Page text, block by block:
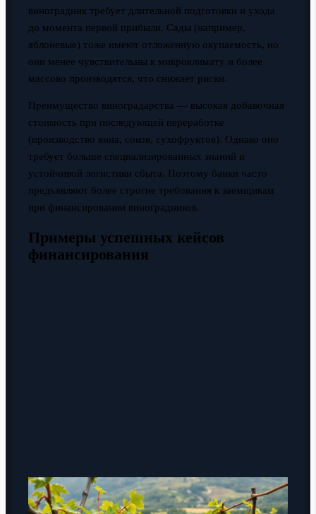
виноградник требует длительной подготовки и ухода
до момента первой прибыли. Сады (например,
яблоневые) тоже имеют отложенную окупаемость, но
они менее чувствительны к микроклимату и более
массово производятся, что снижает риски.
Преимущество виноградарства — высокая добавочная
стоимость при последующей переработке
(производство вина, соков, сухофруктов). Однако оно
требует больше специализированных знаний и
устойчивой логистики сбыта. Поэтому банки часто
предъявляют более строгие требования к заемщикам
при финансировании виноградников.
Примеры успешных кейсов
финансирования